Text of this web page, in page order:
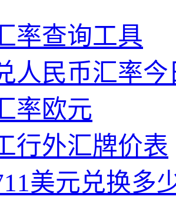
率查询工具
人民币汇率今
率欧元
行外汇牌价表
美元兑换多